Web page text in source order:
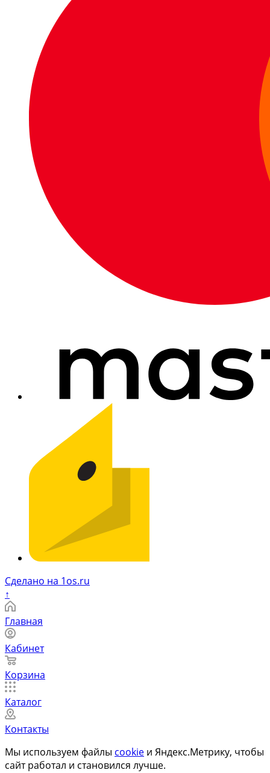
Сделано на 1os.ru
↑
Главная
Кабинет
Корзина
Каталог
Контакты
Мы используем файлы cookie и Яндекс.Метрику, чтобы
сайт работал и становился лучше.